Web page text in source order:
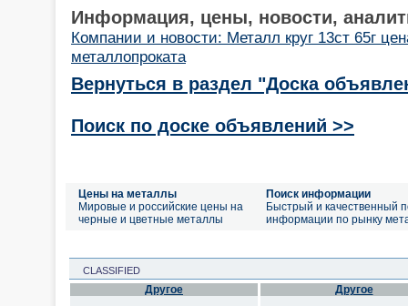
Информация, цены, новости,
Компании и новости: Металл круг 13ст 65г
металлопроката
Вернуться в раздел "Доска
Поиск по доске объявлений >>
Цены на металлы
Мировые и российские цены на
черные и цветные металлы
Поиск информации
Быстрый и качественный
информации по рынку
CLASSIFIED
Другое Другое